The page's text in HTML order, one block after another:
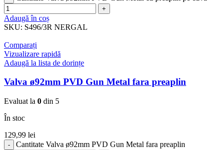
Adaugă în coș
SKU: S496/3R NERGAL
Comparați
Vizualizare rapidă
Adaugă la lista de dorințe
Valva ø92mm PVD Gun Metal fara preaplin
Evaluat la 0 din 5
În stoc
129,99 lei
Cantitate Valva ø92mm PVD Gun Metal fara preaplin